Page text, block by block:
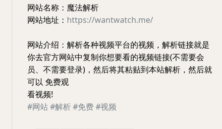
网站名称：魔法解析
网站地址： https://wantwatch.me/
网站介绍：解析各种视频平台的视频，解析链接就是
你去官方网站中复制你想要看的视频链接(不需要会
员、不需要登录)，然后将其粘贴到本站解析，然后就
可以 免费观
看视频!
#网站#解析#免费#视频